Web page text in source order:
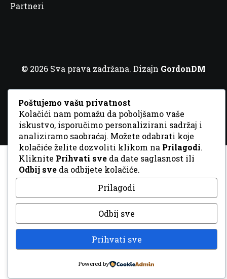
Partneri
© 2026 Sva prava zadržana. Dizajn GordonDM
Poštujemo vašu privatnost
Kolačići nam pomažu da poboljšamo vaše
iskustvo, isporučimo personalizirani sadržaj i
analiziramo saobraćaj. Možete odabrati koje
kolačiće želite dozvoliti klikom na Prilagodi.
Kliknite Prihvati sve da date saglasnost ili
Odbij sve da odbijete kolačiće.
Prilagodi
Odbij sve
Prihvati sve
Powered by